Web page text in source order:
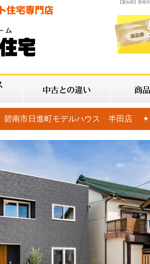
【愛知県】西尾
南市日進町モデルハウス 半田店